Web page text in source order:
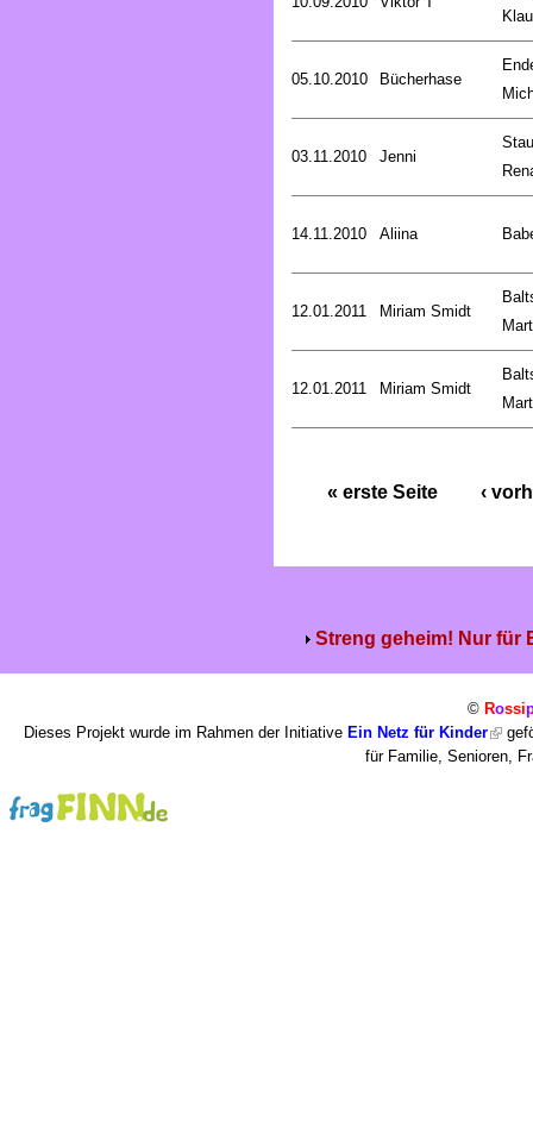
05.10.2010 Bücherhase
03.11.2010 Jenni
14.11.2010 Aliina
12.01.2011 Miriam Smidt
12.01.2011 Miriam Smidt
« erste Seite ‹
Streng geheim! Nur für
© Rossi
Dieses Projekt wurde im Rahmen der Initiative Ein Netz für Kinder
für Familie, Senioren,